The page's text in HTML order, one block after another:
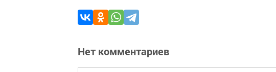
Нет комментариев